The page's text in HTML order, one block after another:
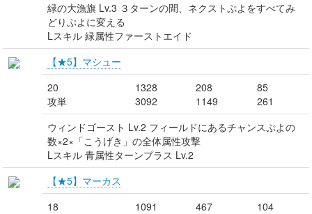
緑の大漁旗 Lv.3 ３ターンの間、ネクストぷよをすべてみ
どりぷよに変える
Lスキル 緑属性ファーストエイド
【★5】マシュー
20
攻単
1328
3092
208
1149
85
261
ウィンドゴースト Lv.2 フィールドにあるチャンスぷよの
数×2×「こうげき」の全体属性攻撃
Lスキル 青属性ターンプラス Lv.2
【★5】マーカス
18
1091
467
104